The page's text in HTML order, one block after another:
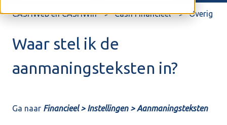
CASHWeb en CASHWin Cash Financieel Overig
Waar stel ik de
aanmaningsteksten in?
Ga naar Financieel > Instellingen > Aanmaningsteksten